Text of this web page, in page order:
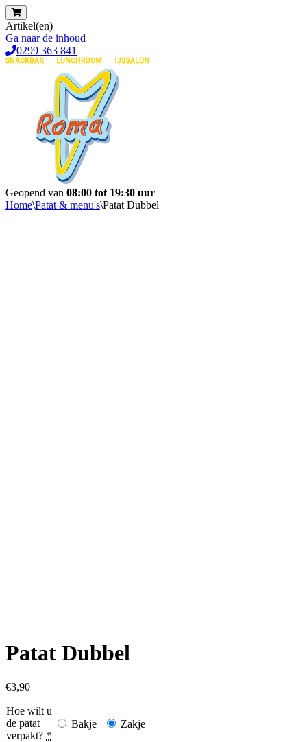
Artikel(en)
Ga naar de inhoud
0299 363 841
Geopend van 08:00 tot 19:30 uur
Home\Patat & menu's\Patat Dubbel
Patat Dubbel
€3,90
Hoe wilt u
de patat
verpakt? *
Bakje Zakje